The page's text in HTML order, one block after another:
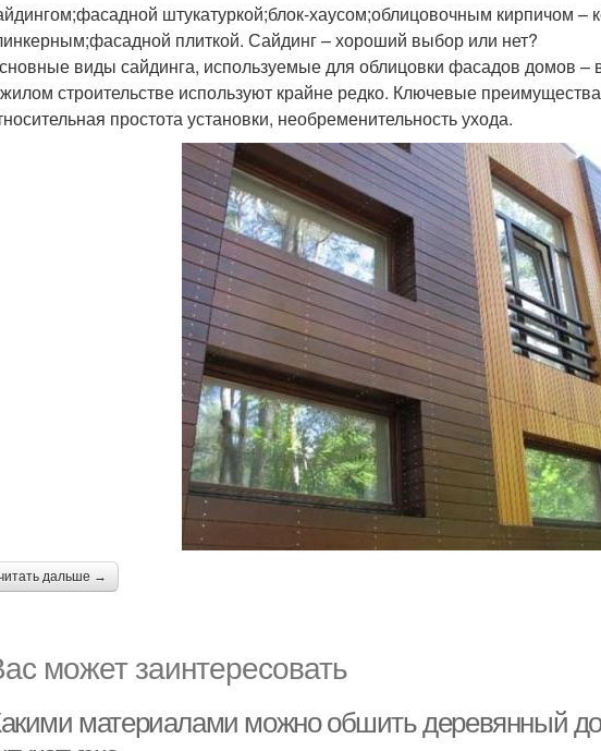
штукатуркой;блок-хаусом;облицовочным кирпичом –
плиткой. Сайдинг – хороший выбор или нет?
виды сайдинга, используемые для облицовки фасадов домов
строительстве используют крайне редко. Ключевые
простота установки, необременительность ухода.
дальше →
может заинтересовать
материалами можно обшить деревянный